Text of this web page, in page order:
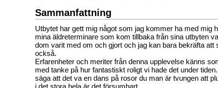
Sammanfattning
Utbytet har gett mig något som jag kommer ha med mig
mina äldreterminare som kom tillbaka från sina utbyten
dom varit med om och gjort och jag kan bara bekräfta att
också.
Erfarenheter och meriter från denna upplevelse känns
med tanke på hur fantastiskt roligt vi hade det under
säga att det va en dans på rosor du man är tvungen att
i det stora hela är det försumbart.